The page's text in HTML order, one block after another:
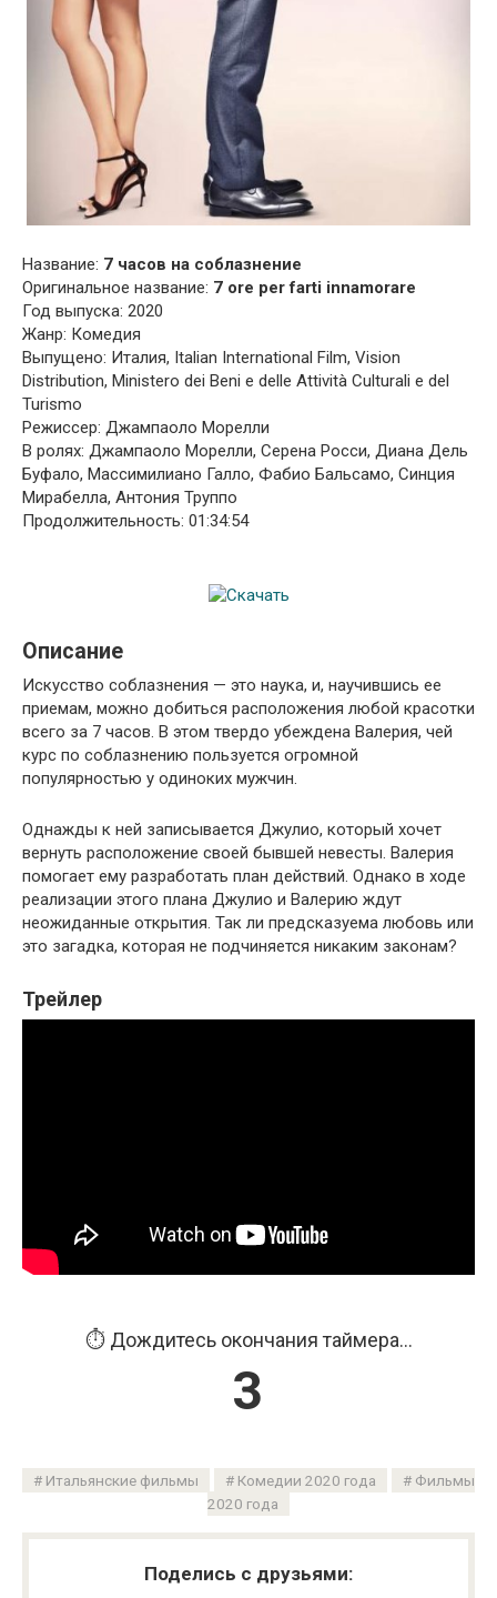
Название: 7 часов на соблазнение
Оригинальное название: 7 ore per farti innamorare
Год выпуска: 2020
Жанр: Комедия
Выпущено: Италия, Italian International Film, Vision
Distribution, Ministero dei Beni e delle Attività Culturali e del
Turismo
Режиссер: Джампаоло Морелли
В ролях: Джампаоло Морелли, Серена Росси, Диана Дель
Буфало, Массимилиано Галло, Фабио Бальсамо, Синция
Мирабелла, Антония Труппо
Продолжительность: 01:34:54
Описание
Искусство соблазнения — это наука, и, научившись ее
приемам, можно добиться расположения любой красотки
всего за 7 часов. В этом твердо убеждена Валерия, чей
курс по соблазнению пользуется огромной
популярностью у одиноких мужчин.
Однажды к ней записывается Джулио, который хочет
вернуть расположение своей бывшей невесты. Валерия
помогает ему разработать план действий. Однако в ходе
реализации этого плана Джулио и Валерию ждут
неожиданные открытия. Так ли предсказуема любовь или
это загадка, которая не подчиняется никаким законам?
Трейлер
⏱️ Дождитесь окончания таймера...
2
Итальянские фильмы Комедии 2020 года
Фильмы
2020 года
Поделись с друзьями: